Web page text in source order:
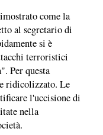
come la
al segretario di
si è
terroristici
Per questa
ridicolizzato. Le
l'uccisione di
nella